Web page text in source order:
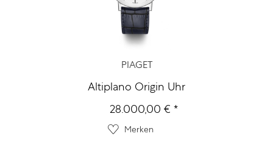
PIAGET
Altiplano Origin Uhr
28.000,00 € *
Merken